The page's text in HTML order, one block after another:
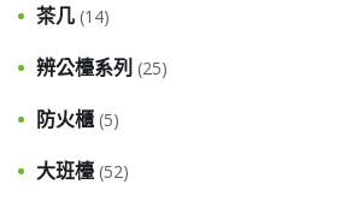
茶几 (14)
辨公檯系列 (25)
防火櫃 (5)
大班檯 (52)